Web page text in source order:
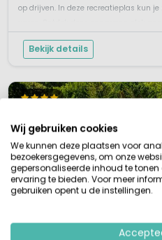
op drijven. In deze recreatieplas kun
Bekijk details
Wij gebruiken cookies
We kunnen deze plaatsen voor
bezoekersgegevens, om onze
gepersonaliseerde inhoud te
ervaring te bieden. Voor meer
gebruiken opent u de instellingen.